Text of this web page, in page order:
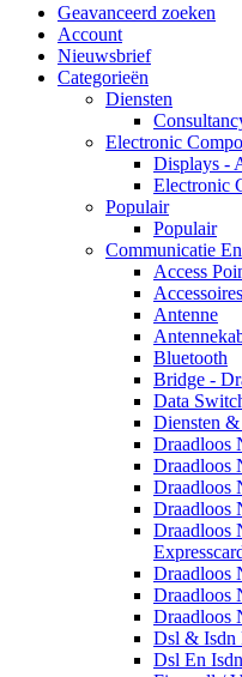
Geavanceerd zoeken
Account
Nieuwsbrief
Categorieën
Diensten
Electronic
Displays -
Electronic
Populair
Populair
Communicatie
Access
Antenne
Bluetooth
Bridge -
Data
Diensten
Draadloos
Draadloos
Draadloos
Draadloos
Draadloos
Draadloos
Draadloos
Draadloos
Dsl & Isdn
Dsl En